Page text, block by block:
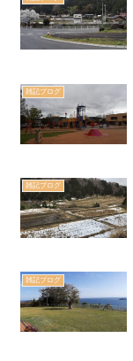
雑記ブログ
雑記ブログ
雑記ブログ